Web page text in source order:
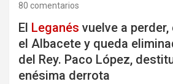
80 comentarios
El Leganés vuelve a
el Albacete y queda
del Rey. Paco López,
enésima derrota